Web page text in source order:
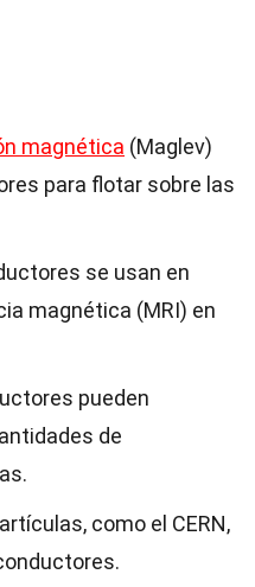
magnética (Maglev)
para flotar sobre las
se usan en
magnética (MRI) en
pueden
de
como el CERN,